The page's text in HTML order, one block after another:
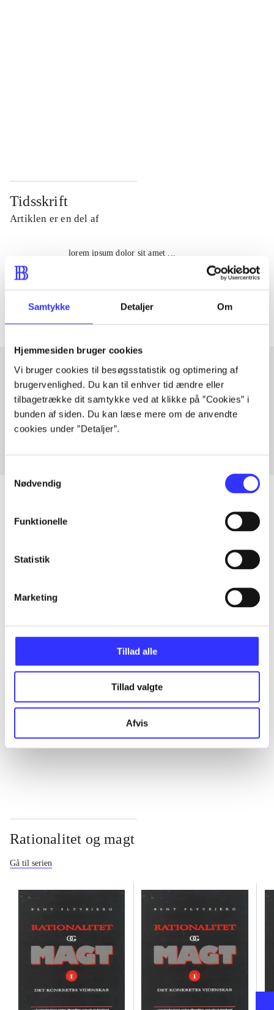
Samtykke Detaljer Om
Hjemmesiden bruger cookies
Vi bruger cookies til besøgsstatistik og optimering af
brugervenlighed. Du kan til enhver tid ændre eller
tilbagetrække dit samtykke ved at klikke på ”Cookies” i
bunden af siden. Du kan læse mere om de anvendte
cookies under ”Detaljer”.
Nødvendig
Funktionelle
Statistik
Marketing
Tillad alle
Tillad valgte
Afvis
Tidsskrift
Artiklen er en del af
lorem ipsum dolor sit amet ...
Artikler med samme emner
Fra
...
...
Rationalitet og magt
Gå til serien